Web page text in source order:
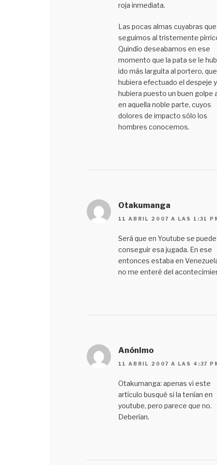
roja inmediata.
Las pocas almas cuyabras que
seguimos al tristemente
Quindío deseabamos en ese
momento que la pata se le
ido más larguita al portero, que
hubiera efectuado el despeje
hubiera puesto un buen golpe
en aquella noble parte, cuyos
dolores de impacto sólo los
hombres conocemos.
Otakumanga
11 ABRIL 2007 A LAS 1:31
Será que en Youtube se puede
conseguir esa jugada. En ese
entonces estaba en
no me enteré del
Anónimo
11 ABRIL 2007 A LAS 4:37
Otakumanga: apenas vi este
artículo busqué si la tenían en
youtube, pero parece que no.
Deberían.